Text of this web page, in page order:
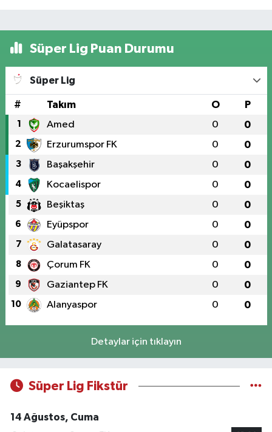
Süper Lig Puan Durumu
Süper Lig
# Takım O P
1 Amed 0 0
2 Erzurumspor FK 0 0
3 Başakşehir 0 0
4 Kocaelispor 0 0
5 Beşiktaş 0 0
6 Eyüpspor 0 0
7 Galatasaray 0 0
8 Çorum FK 0 0
9 Gaziantep FK 0 0
10 Alanyaspor 0 0
Detaylar için tıklayın
Süper Lig Fikstür
14 Ağustos, Cuma